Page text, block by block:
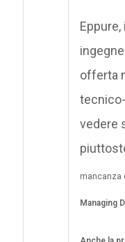
Eppure,
offerta
vedere
mancanza
Managing